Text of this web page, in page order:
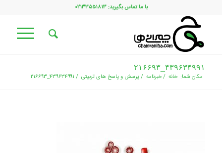
با ما تماس بگیرید: ۰۲۱۳۳۵۵۱۸۱۳
۴۳۹۶۳۴۹۹۱_۲۱۶۶۹۳
مکان شما: خانه /خبرنامه /پرسش و پاسخ های تربیتی / ۴۳۹۶۳۴۹۹۱_۲۱۶۶۹۳